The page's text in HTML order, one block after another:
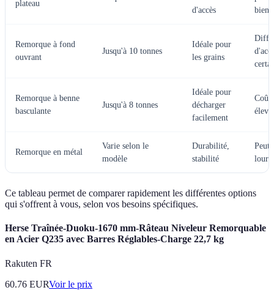
plateau
d'accès
biens
Remorque à fond
ouvrant
Jusqu'à 10 tonnes
Idéale pour
les grains
Remorque à benne
basculante
Jusqu'à 8 tonnes
Idéale pour
décharger
facilement
Coût
élevé
Remorque en métal
Varie selon le
modèle
Durabilité,
stabilité
Peut
Ce tableau permet de comparer rapidement les différentes options
qui s'offrent à vous, selon vos besoins spécifiques.
Herse Traînée-Duoku-1670 mm-Râteau Niveleur Remorquable
en Acier Q235 avec Barres Réglables-Charge 22,7 kg
Rakuten FR
60.76 EURVoir le prix